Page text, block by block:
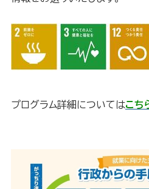
プログラム詳細についてはこち